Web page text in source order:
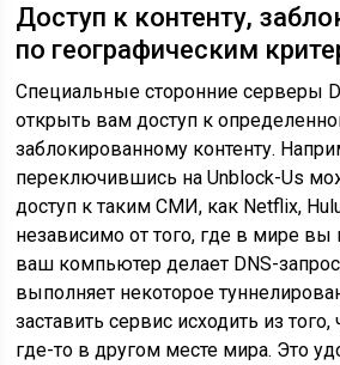
Доступ к контенту,
по географическим
Специальные сторонние серверы
открыть вам доступ к
заблокированному контенту.
переключившись на Unblock-Us
доступ к таким СМИ, как Netflix,
независимо от того, где в мире вы
ваш компьютер делает DNS-
выполняет некоторое
заставить сервис исходить из
где-то в другом месте мира. Это